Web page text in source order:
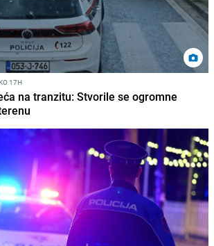
17H
na tranzitu: Stvorile se ogromne